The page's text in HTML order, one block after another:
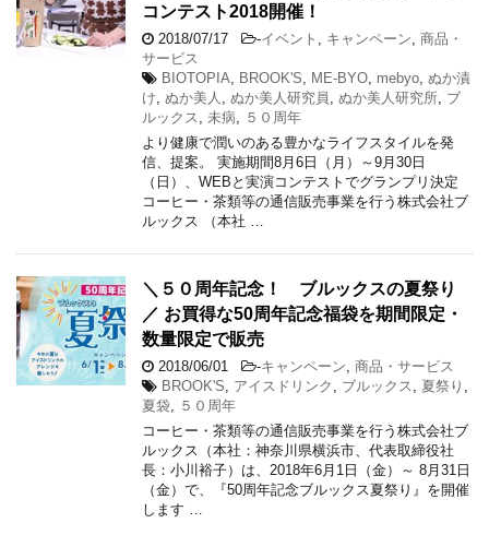
コンテスト2018開催！
2018/07/17 -イベント キャンペーン 商品・
サービス
BIOTOPIA
BROOK'S ME-BYO mebyo ぬか漬
け ぬか美人 ぬか美人研究員 ぬか美人研究所 ブ
ルックス
未病
５０周年
より健康で潤いのある豊かなライフスタイルを発
信、提案。 実施期間8月6日（月）～9月30日
（日）、WEBと実演コンテストでグランプリ決定
コーヒー・茶類等の通信販売事業を行う株式会社ブ
ルックス （本社 …
＼５０周年記念！ ブルックスの夏祭り
／ お買得な50周年記念福袋を期間限定・
数量限定で販売
2018/06/01 -キャンペーン 商品・サービス
BROOK'S
アイスドリンク ブルックス 夏祭り
夏袋
５０周年
コーヒー・茶類等の通信販売事業を行う株式会社ブ
ルックス（本社：神奈川県横浜市、代表取締役社
長：小川裕子）は、2018年6月1日（金）～ 8月31日
（金）で、『50周年記念ブルックス夏祭り』を開催
します …